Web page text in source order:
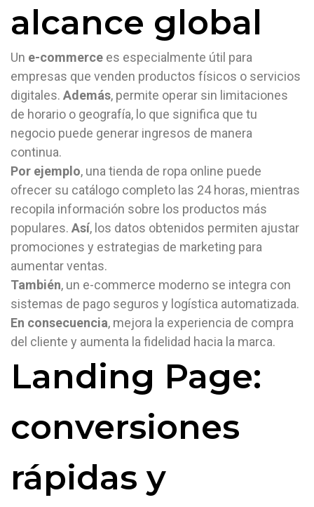
alcance global
Un e-commerce es especialmente útil para
empresas que venden productos físicos o servicios
digitales. Además, permite operar sin limitaciones
de horario o geografía, lo que significa que tu
negocio puede generar ingresos de manera
continua.
Por ejemplo, una tienda de ropa online puede
ofrecer su catálogo completo las 24 horas, mientras
recopila información sobre los productos más
populares. Así, los datos obtenidos permiten ajustar
promociones y estrategias de marketing para
aumentar ventas.
También, un e-commerce moderno se integra con
sistemas de pago seguros y logística automatizada.
En consecuencia, mejora la experiencia de compra
del cliente y aumenta la fidelidad hacia la marca.
Landing Page:
conversiones
rápidas y